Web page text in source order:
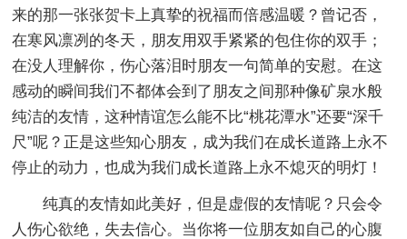
来的那一张张贺卡上真挚的祝福而倍感温暖？曾记否，
在寒风凛冽的冬天，朋友用双手紧紧的包住你的双手；
在没人理解你，伤心落泪时朋友一句简单的安慰。在这
感动的瞬间我们不都体会到了朋友之间那种像矿泉水般
纯洁的友情，这种情谊怎么能不比“桃花潭水”还要“深千
尺”呢？正是这些知心朋友，成为我们在成长道路上永不
停止的动力，也成为我们成长道路上永不熄灭的明灯！
纯真的友情如此美好，但是虚假的友情呢？只会令
人伤心欲绝，失去信心。当你将一位朋友如自己的心腹